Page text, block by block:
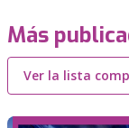
Más
Ver la lista